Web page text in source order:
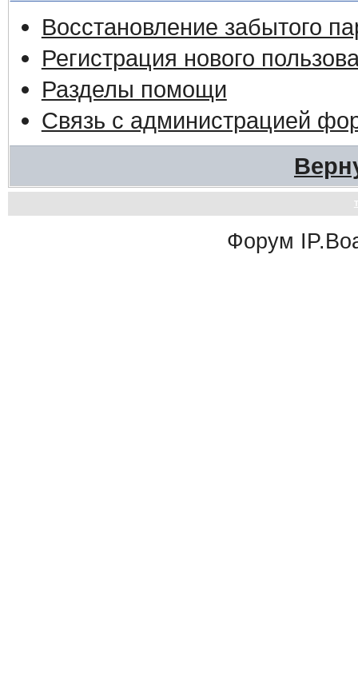
Восстановление забытого
Регистрация нового
Разделы помощи
Связь с администрацией
Форум